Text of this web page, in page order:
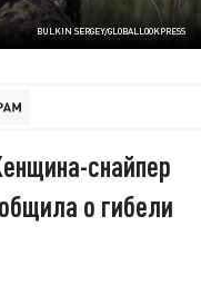
BULKIN SERGEY/GLOBALLOOKPRESS
снайпер
о гибели